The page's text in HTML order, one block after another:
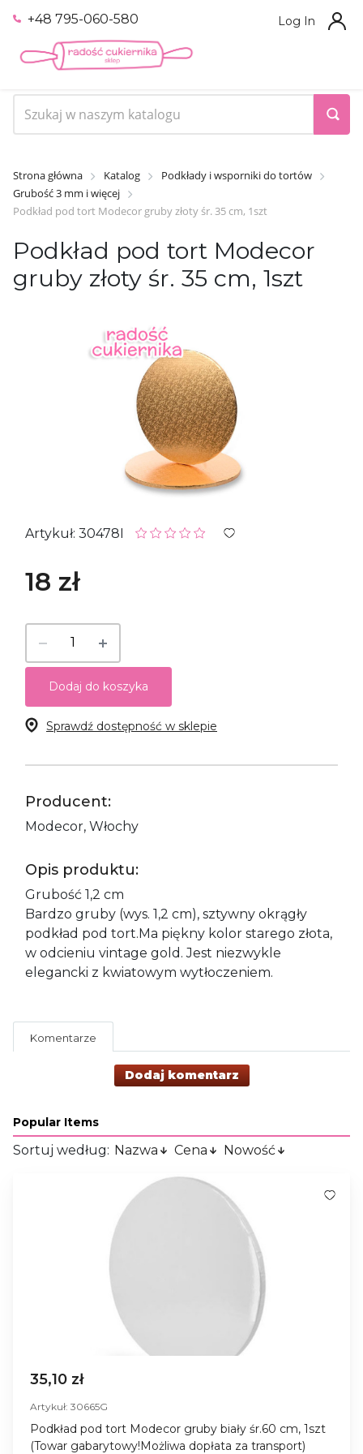
+48 795-060-580 Log In
Strona główna Katalog
Podkłady i wsporniki do tortów
Grubość 3 mm i więcej
Podkład pod tort Modecor gruby złoty śr. 35 cm, 1szt
Podkład pod tort Modecor
gruby złoty śr. 35 cm, 1szt
Artykuł: 30478I
18 zł
Dodaj do koszyka
Sprawdź dostępność w sklepie
Producent:
Modecor, Włochy
Opis produktu:
Grubość 1,2 cm
Bardzo gruby (wys. 1,2 cm), sztywny okrągły
podkład pod tort.Ma piękny kolor starego złota,
w odcieniu vintage gold. Jest niezwykle
elegancki z kwiatowym wytłoczeniem.
Komentarze
Dodaj komentarz
Popular Items
Sortuj według: Nazwa Cena Nowość
35,10 zł
Artykuł: 30665G
Podkład pod tort Modecor gruby biały śr.60 cm, 1szt
(Towar gabarytowy!Możliwa dopłata za transport)